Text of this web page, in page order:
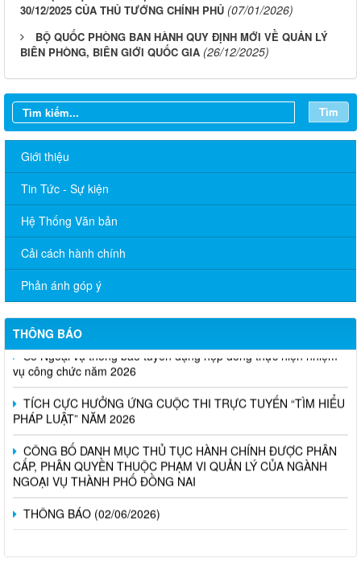
30/12/2025 CỦA THỦ TƯỚNG CHÍNH PHỦ (07/01/2026)
BỘ QUỐC PHÒNG BAN HÀNH QUY ĐỊNH MỚI VỀ QUẢN LÝ
BIÊN PHÒNG, BIÊN GIỚI QUỐC GIA (26/12/2025)
Tìm
Giới thiệu
Tin Tức - Sự kiện
Hệ Thống Văn bản
Cải cách hành chính
Phản ánh góp ý
THÔNG BÁO
Sở Ngoại vụ thông báo tuyển dụng hợp đồng thực hiện nhiệm
vụ công chức năm 2026
TÍCH CỰC HƯỞNG ỨNG CUỘC THI TRỰC TUYẾN “TÌM HIỂU
PHÁP LUẬT” NĂM 2026
CÔNG BỐ DANH MỤC THỦ TỤC HÀNH CHÍNH ĐƯỢC PHÂN
CẤP, PHÂN QUYỀN THUỘC PHẠM VI QUẢN LÝ CỦA NGÀNH
NGOẠI VỤ THÀNH PHỐ ĐỒNG NAI
THÔNG BÁO (02/06/2026)